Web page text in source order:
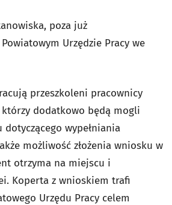
poza już
Urzędzie Pracy we
przeszkoleni pracownicy
dodatkowo będą mogli
wypełniania
możliwość złożenia wniosku w
otrzyma na miejscu i
Koperta z wnioskiem trafi
Urzędu Pracy celem